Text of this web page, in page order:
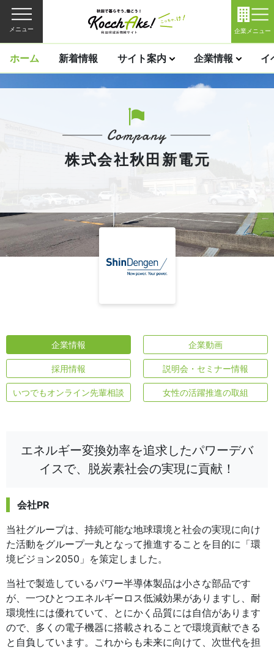
メニュー 企業メニュー
ホーム 新着情報 サイト案内 企業情報 イ
株式会社秋田新電元
企業情報 企業動画
採用情報 説明会・セミナー情報
いつでもオンライン先輩相談 女性の活躍推進の取組
エネルギー変換効率を追求したパワーデバ
イスで、脱炭素社会の実現に貢献！
会社PR
当社グループは、持続可能な地球環境と社会の実現に向け
た活動をグループ一丸となって推進することを目的に「環
境ビジョン2050」を策定しました。
当社で製造しているパワー半導体製品は小さな部品です
が、一つひとつエネルギーロス低減効果がありますし、耐
環境性には優れていて、とにかく品質には自信があります
ので、多くの電子機器に搭載されることで環境貢献できる
と自負しています。これからも未来に向けて、次世代を担